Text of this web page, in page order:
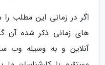
اگر در زمانی این مطلب را
های زمانی ذکر شده آن
آنلاین و به وسیله وب